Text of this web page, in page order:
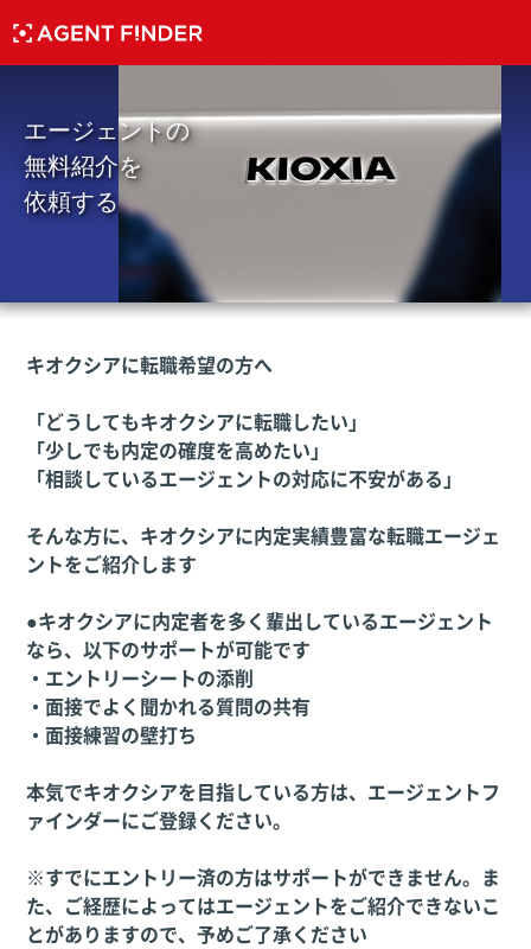
エージェントの
無料紹介を
依頼する
キオクシアに転職希望の方へ
「どうしてもキオクシアに転職したい」
「少しでも内定の確度を高めたい」
「相談しているエージェントの対応に不安がある」
そんな方に、キオクシアに内定実績豊富な転職エージェ
ントをご紹介します
●キオクシアに内定者を多く輩出しているエージェント
なら、以下のサポートが可能です
・エントリーシートの添削
・面接でよく聞かれる質問の共有
・面接練習の壁打ち
本気でキオクシアを目指している方は、エージェントフ
ァインダーにご登録ください。
※すでにエントリー済の方はサポートができません。ま
た、ご経歴によってはエージェントをご紹介できないこ
とがありますので、予めご了承ください